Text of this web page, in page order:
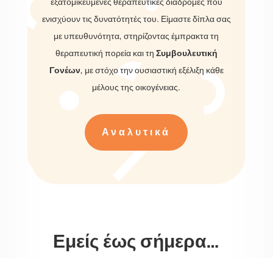
μοναδικότητα κάθε ατόμου, σχεδιάζουμε
εξατομικευμένες θεραπευτικές διαδρομές που
ενισχύουν τις δυνατότητές του. Είμαστε δίπλα σας
με υπευθυνότητα, στηρίζοντας έμπρακτα τη
θεραπευτική πορεία και τηΣυμβουλευτική
, με στόχο την ουσιαστική εξέλιξη κάθε
Αναλυτικά